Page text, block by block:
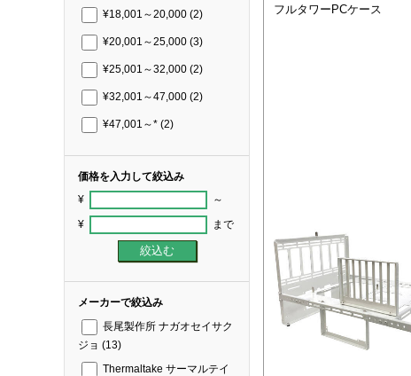
¥18,001～20,000 (2)
¥20,001～25,000 (3)
¥25,001～32,000 (2)
¥32,001～47,000 (2)
¥47,001～* (2)
価格を入力して絞込み
¥ ～
¥ まで
メーカーで絞込み
長尾製作所 ナガオセイサク
ジョ (13)
Thermaltake サーマルテイ
フルタワーPCケース